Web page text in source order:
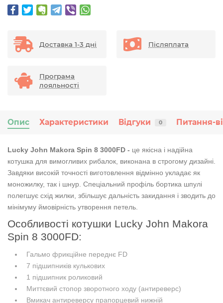
Доставка 1-3 дні Післяплата
Програма
лояльності
Опис Характеристики Відгуки 0 Питання-
Lucky John Makora Spin 8 3000FD - це якісна і надійна
котушка для вимогливих рибалок, виконана в строгому дизайні.
Завдяки високій точності виготовлення відмінно укладає як
моножилку, так і шнур. Спеціальний профіль бортика шпулі
полегшує схід жилки, збільшує дальність закидання і зводить до
мінімуму ймовірність утворення петель.
Особливості котушки Lucky John Makora
Spin 8 3000FD:
Гальмо фрикційне переднє FD
7 підшипників кулькових
1 підшипник роликовий
Миттєвий стопор зворотного ходу (антиреверс)
Вмикач антиреверсу прапорцевий нижній